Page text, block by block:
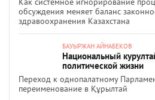
обсуждения меняет баланс
здравоохранения Казахстана
БАУЫРЖАН АЙНАБЕКОВ
Национальный
политической жизни
Переход к однопалатному
переименование в Құрылтай